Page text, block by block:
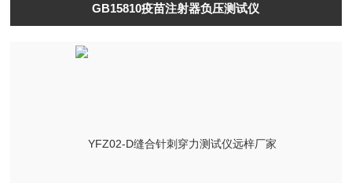
GB15810疫苗注射器负压测试仪